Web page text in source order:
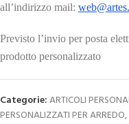
all’indirizzo mail:
Previsto l’invio per posta
prodotto personalizzato
Categorie:ARTICOLI
PERSONALIZZATI PER